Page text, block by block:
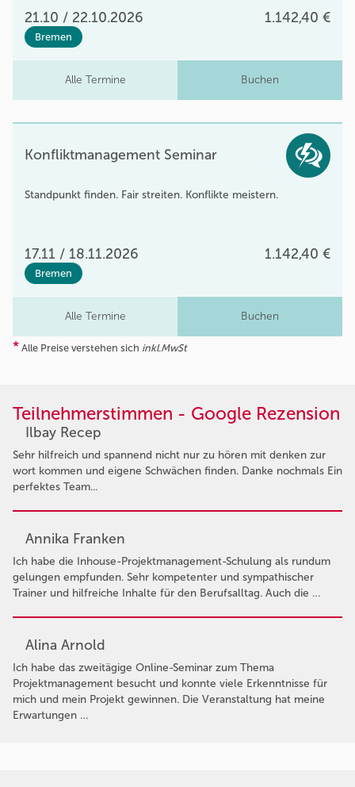
21.10 / 22.10.2026 1.142,40 €
Bremen
Alle Termine Buchen
Konfliktmanagement Seminar
Standpunkt finden. Fair streiten. Konflikte meistern.
17.11 / 18.11.2026 1.142,40 €
Bremen
Alle Termine Buchen
* Alle Preise verstehen sich inkl.MwSt
Teilnehmerstimmen - Google Rezension
Ilbay Recep
Sehr hilfreich und spannend nicht nur zu hören mit denken zur
wort kommen und eigene Schwächen finden. Danke nochmals Ein
perfektes Team...
Annika Franken
Ich habe die Inhouse-Projektmanagement-Schulung als rundum
gelungen empfunden. Sehr kompetenter und sympathischer
Trainer und hilfreiche Inhalte für den Berufsalltag. Auch die …
Alina Arnold
Ich habe das zweitägige Online-Seminar zum Thema
Projektmanagement besucht und konnte viele Erkenntnisse für
mich und mein Projekt gewinnen. Die Veranstaltung hat meine
Erwartungen …